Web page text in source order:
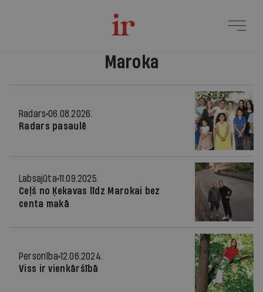
Maroka
Radars 06.08.2026.
Radars pasaulē
Labsajūta 11.09.2025.
Ceļš no Ķekavas līdz Marokai bez
centa makā
Personība 12.06.2024.
Viss ir vienkāršībā